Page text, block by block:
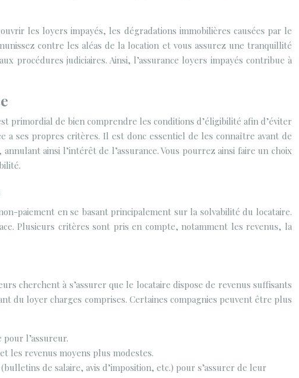
les loyers impayés, les dégradations immobilières causées par le
contre les aléas de la location et vous assurez une tranquillité
procédures judiciaires. Ainsi, l’assurance loyers impayés contribue à
primordial de bien comprendre les conditions d’éligibilité afin d’éviter
a ses propres critères. Il est donc essentiel de les connaître avant de
ainsi l’intérêt de l’assurance. Vous pourrez ainsi faire un choix
paiement en se basant principalement sur la solvabilité du locataire.
Plusieurs critères sont pris en compte, notamment les revenus, la
cherchent à s’assurer que le locataire dispose de revenus suffisants
du loyer charges comprises. Certaines compagnies peuvent être plus
l’assureur.
les revenus moyens plus modestes.
de salaire, avis d’imposition, etc.) pour s’assurer de leur